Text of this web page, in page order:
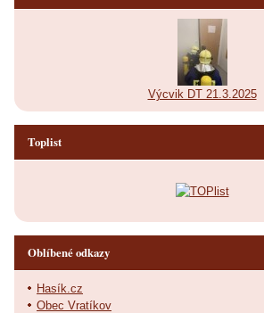
Výcvik DT 21.3.2025
Toplist
Oblíbené odkazy
Hasík.cz
Obec Vratíkov